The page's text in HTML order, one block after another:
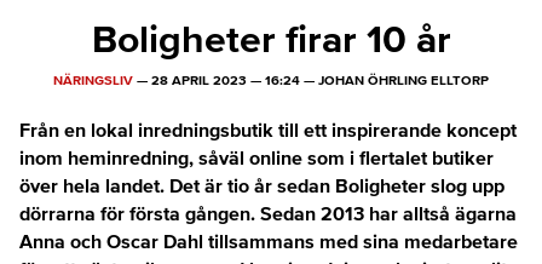
Boligheter firar 10 år
NÄRINGSLIV — 28 APRIL 2023 — 16:24 — JOHAN ÖHRLING ELLTORP
Från en lokal inredningsbutik till ett inspirerande koncept
inom heminredning, såväl online som i flertalet butiker
över hela landet. Det är tio år sedan Boligheter slog upp
dörrarna för första gången. Sedan 2013 har alltså ägarna
Anna och Oscar Dahl tillsammans med sina medarbetare